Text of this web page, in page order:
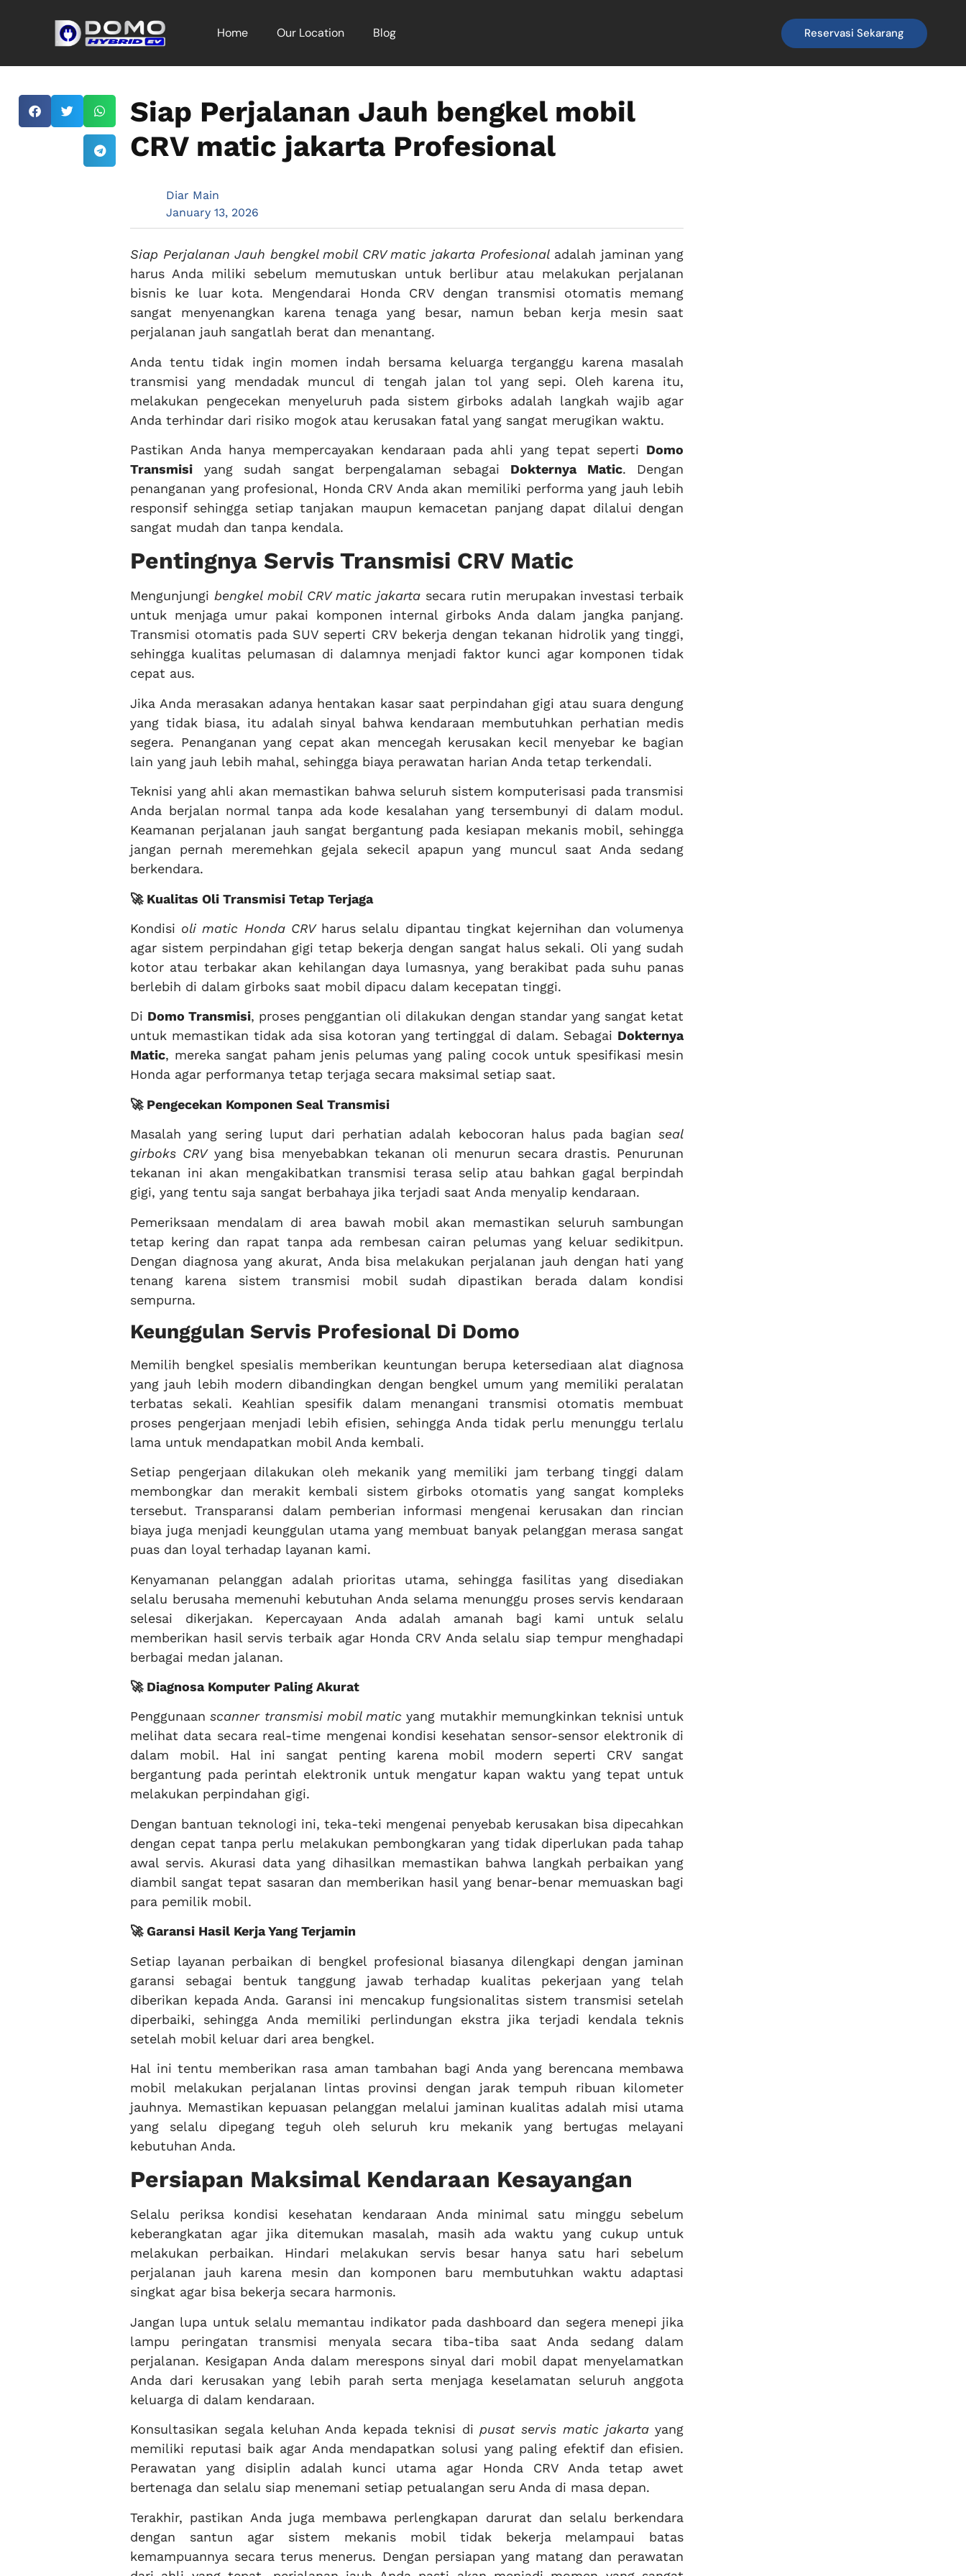
Home Our Location Blog Reservasi Sekarang
Siap Perjalanan Jauh bengkel mobil
CRV matic jakarta Profesional
Diar Main
January 13, 2026
Siap Perjalanan Jauh bengkel mobil CRV matic jakarta Profesionaladalah jaminan yang
harus Anda miliki sebelum memutuskan untuk berlibur atau melakukan perjalanan
bisnis ke luar kota. Mengendarai Honda CRV dengan transmisi otomatis memang
sangat menyenangkan karena tenaga yang besar, namun beban kerja mesin saat
perjalanan jauh sangatlah berat dan menantang.
Anda tentu tidak ingin momen indah bersama keluarga terganggu karena masalah
transmisi yang mendadak muncul di tengah jalan tol yang sepi. Oleh karena itu,
melakukan pengecekan menyeluruh pada sistem girboks adalah langkah wajib agar
Anda terhindar dari risiko mogok atau kerusakan fatal yang sangat merugikan waktu.
Pastikan Anda hanya mempercayakan kendaraan pada ahli yang tepat seperti Domo
Transmisi yang sudah sangat berpengalaman sebagai Dokternya Matic. Dengan
penanganan yang profesional, Honda CRV Anda akan memiliki performa yang jauh lebih
responsif sehingga setiap tanjakan maupun kemacetan panjang dapat dilalui dengan
sangat mudah dan tanpa kendala.
Pentingnya Servis Transmisi CRV Matic
Mengunjungi bengkel mobil CRV matic jakartasecara rutin merupakan investasi terbaik
untuk menjaga umur pakai komponen internal girboks Anda dalam jangka panjang.
Transmisi otomatis pada SUV seperti CRV bekerja dengan tekanan hidrolik yang tinggi,
sehingga kualitas pelumasan di dalamnya menjadi faktor kunci agar komponen tidak
cepat aus.
Jika Anda merasakan adanya hentakan kasar saat perpindahan gigi atau suara dengung
yang tidak biasa, itu adalah sinyal bahwa kendaraan membutuhkan perhatian medis
segera. Penanganan yang cepat akan mencegah kerusakan kecil menyebar ke bagian
lain yang jauh lebih mahal, sehingga biaya perawatan harian Anda tetap terkendali.
Teknisi yang ahli akan memastikan bahwa seluruh sistem komputerisasi pada transmisi
Anda berjalan normal tanpa ada kode kesalahan yang tersembunyi di dalam modul.
Keamanan perjalanan jauh sangat bergantung pada kesiapan mekanis mobil, sehingga
jangan pernah meremehkan gejala sekecil apapun yang muncul saat Anda sedang
berkendara.
🚀 Kualitas Oli Transmisi Tetap Terjaga
Kondisi oli matic Honda CRVharus selalu dipantau tingkat kejernihan dan volumenya
agar sistem perpindahan gigi tetap bekerja dengan sangat halus sekali. Oli yang sudah
kotor atau terbakar akan kehilangan daya lumasnya, yang berakibat pada suhu panas
berlebih di dalam girboks saat mobil dipacu dalam kecepatan tinggi.
Di Domo Transmisi, proses penggantian oli dilakukan dengan standar yang sangat ketat
untuk memastikan tidak ada sisa kotoran yang tertinggal di dalam. Sebagai Dokternya
Matic, mereka sangat paham jenis pelumas yang paling cocok untuk spesifikasi mesin
Honda agar performanya tetap terjaga secara maksimal setiap saat.
🚀 Pengecekan Komponen Seal Transmisi
Masalah yang sering luput dari perhatian adalah kebocoran halus pada bagianseal
girboks CRVyang bisa menyebabkan tekanan oli menurun secara drastis. Penurunan
tekanan ini akan mengakibatkan transmisi terasa selip atau bahkan gagal berpindah
gigi, yang tentu saja sangat berbahaya jika terjadi saat Anda menyalip kendaraan.
Pemeriksaan mendalam di area bawah mobil akan memastikan seluruh sambungan
tetap kering dan rapat tanpa ada rembesan cairan pelumas yang keluar sedikitpun.
Dengan diagnosa yang akurat, Anda bisa melakukan perjalanan jauh dengan hati yang
tenang karena sistem transmisi mobil sudah dipastikan berada dalam kondisi
sempurna.
Keunggulan Servis Profesional Di Domo
Memilih bengkel spesialis memberikan keuntungan berupa ketersediaan alat diagnosa
yang jauh lebih modern dibandingkan dengan bengkel umum yang memiliki peralatan
terbatas sekali. Keahlian spesifik dalam menangani transmisi otomatis membuat
proses pengerjaan menjadi lebih efisien, sehingga Anda tidak perlu menunggu terlalu
lama untuk mendapatkan mobil Anda kembali.
Setiap pengerjaan dilakukan oleh mekanik yang memiliki jam terbang tinggi dalam
membongkar dan merakit kembali sistem girboks otomatis yang sangat kompleks
tersebut. Transparansi dalam pemberian informasi mengenai kerusakan dan rincian
biaya juga menjadi keunggulan utama yang membuat banyak pelanggan merasa sangat
puas dan loyal terhadap layanan kami.
Kenyamanan pelanggan adalah prioritas utama, sehingga fasilitas yang disediakan
selalu berusaha memenuhi kebutuhan Anda selama menunggu proses servis kendaraan
selesai dikerjakan. Kepercayaan Anda adalah amanah bagi kami untuk selalu
memberikan hasil servis terbaik agar Honda CRV Anda selalu siap tempur menghadapi
berbagai medan jalanan.
🚀 Diagnosa Komputer Paling Akurat
Penggunaanscanner transmisi mobil matic yang mutakhir memungkinkan teknisi untuk
melihat data secara real-time mengenai kondisi kesehatan sensor-sensor elektronik di
dalam mobil. Hal ini sangat penting karena mobil modern seperti CRV sangat
bergantung pada perintah elektronik untuk mengatur kapan waktu yang tepat untuk
melakukan perpindahan gigi.
Dengan bantuan teknologi ini, teka-teki mengenai penyebab kerusakan bisa dipecahkan
dengan cepat tanpa perlu melakukan pembongkaran yang tidak diperlukan pada tahap
awal servis. Akurasi data yang dihasilkan memastikan bahwa langkah perbaikan yang
diambil sangat tepat sasaran dan memberikan hasil yang benar-benar memuaskan bagi
para pemilik mobil.
🚀 Garansi Hasil Kerja Yang Terjamin
Setiap layanan perbaikan di bengkel profesional biasanya dilengkapi dengan jaminan
garansi sebagai bentuk tanggung jawab terhadap kualitas pekerjaan yang telah
diberikan kepada Anda. Garansi ini mencakup fungsionalitas sistem transmisi setelah
diperbaiki, sehingga Anda memiliki perlindungan ekstra jika terjadi kendala teknis
setelah mobil keluar dari area bengkel.
Hal ini tentu memberikan rasa aman tambahan bagi Anda yang berencana membawa
mobil melakukan perjalanan lintas provinsi dengan jarak tempuh ribuan kilometer
jauhnya. Memastikan kepuasan pelanggan melalui jaminan kualitas adalah misi utama
yang selalu dipegang teguh oleh seluruh kru mekanik yang bertugas melayani
kebutuhan Anda.
Persiapan Maksimal Kendaraan Kesayangan
Selalu periksa kondisi kesehatan kendaraan Anda minimal satu minggu sebelum
keberangkatan agar jika ditemukan masalah, masih ada waktu yang cukup untuk
melakukan perbaikan. Hindari melakukan servis besar hanya satu hari sebelum
perjalanan jauh karena mesin dan komponen baru membutuhkan waktu adaptasi
singkat agar bisa bekerja secara harmonis.
Jangan lupa untuk selalu memantau indikator pada dashboard dan segera menepi jika
lampu peringatan transmisi menyala secara tiba-tiba saat Anda sedang dalam
perjalanan. Kesigapan Anda dalam merespons sinyal dari mobil dapat menyelamatkan
Anda dari kerusakan yang lebih parah serta menjaga keselamatan seluruh anggota
keluarga di dalam kendaraan.
Konsultasikan segala keluhan Anda kepada teknisi di pusat servis matic jakartayang
memiliki reputasi baik agar Anda mendapatkan solusi yang paling efektif dan efisien.
Perawatan yang disiplin adalah kunci utama agar Honda CRV Anda tetap awet
bertenaga dan selalu siap menemani setiap petualangan seru Anda di masa depan.
Terakhir, pastikan Anda juga membawa perlengkapan darurat dan selalu berkendara
dengan santun agar sistem mekanis mobil tidak bekerja melampaui batas
kemampuannya secara terus menerus. Dengan persiapan yang matang dan perawatan